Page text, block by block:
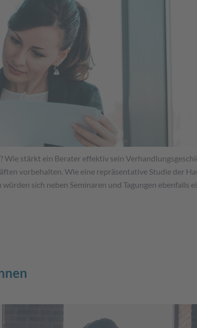
stärkt ein Berater effektiv sein
vorbehalten. Wie eine repräsentative Studie der
sich neben Seminaren und Tagungen ebenfalls